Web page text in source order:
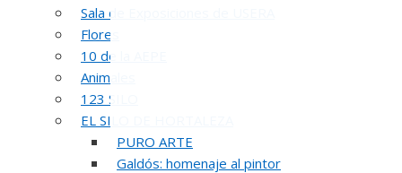
Sala de Exposiciones de USERA
Flores
10 de la AEPE
Animales
123 SILO
EL SILO DE HORTALEZA
PURO ARTE
Galdós: homenaje al pintor